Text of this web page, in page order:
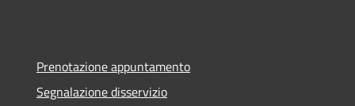
Prenotazione appuntamento
Segnalazione disservizio